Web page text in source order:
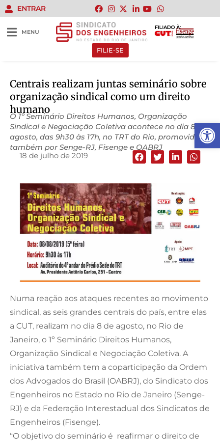
Abrir
ENTRAR
MENU
FILIADO À:
FILIE-SE
Centrais realizam juntas seminário sobre
organização sindical como um direito
humano
O 1º Seminário Direitos Humanos, Organização
Sindical e Negociação Coletiva acontece no dia 8 de
agosto, das 9h30 às 17h, no TRT do Rio, promovido
também por Senge-RJ, Fisenge e OABRJ
18 de julho de 2019
Numa reação aos ataques recentes ao movimento
sindical, as seis grandes centrais do país, entre elas
a CUT, realizam no dia 8 de agosto, no Rio de
Janeiro, o 1º Seminário Direitos Humanos,
Organização Sindical e Negociação Coletiva. A
iniciativa também tem a coparticipação da Ordem
dos Advogados do Brasil (OABRJ), do Sindicato dos
Engenheiros no Estado no Rio de Janeiro (Senge-
RJ) e da Federação Interestadual dos Sindicatos de
Engenheiros (Fisenge).
“O objetivo do seminário é reafirmar o direito de